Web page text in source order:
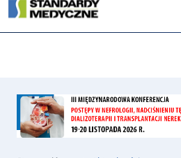
wyślij e-mail